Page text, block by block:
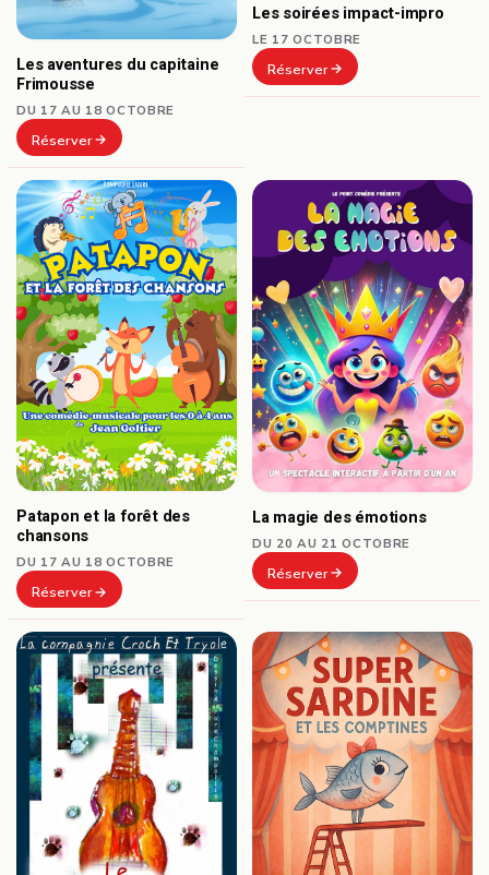
Les aventures du capitaine
Frimousse
DU 17 AU 18 OCTOBRE
Réserver
Les soirées impact-impro
LE 17 OCTOBRE
Réserver
Patapon et la forêt des
chansons
DU 17 AU 18 OCTOBRE
Réserver
La magie des émotions
DU 20 AU 21 OCTOBRE
Réserver